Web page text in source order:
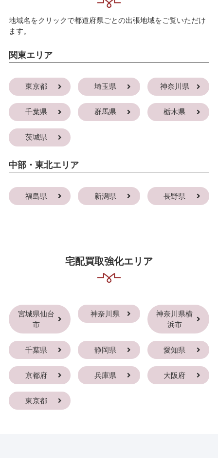
地域名をクリックで都道府県ごとの出張地域をご覧いただけ
ます。
関東エリア
東京都 埼玉県 神奈川県
千葉県 群馬県 栃木県
茨城県
中部・東北エリア
福島県 新潟県 長野県
宅配買取強化エリア
宮城県仙台
市
神奈川県
神奈川県横
浜市
千葉県 静岡県 愛知県
京都府 兵庫県 大阪府
東京都